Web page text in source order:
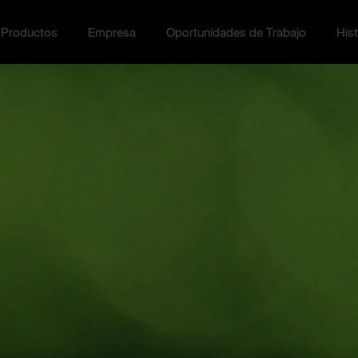
menu
Productos Toggle Empresa menu
Empresa Toggle Oportunidades de
Oportunidades de Trabajo